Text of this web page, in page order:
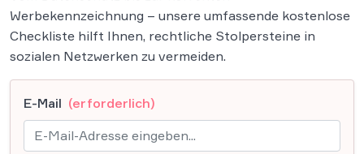
Werbekennzeichnung – unsere umfassende kostenlose
Checkliste hilft Ihnen, rechtliche Stolpersteine in
sozialen Netzwerken zu vermeiden.
E-Mail (erforderlich)